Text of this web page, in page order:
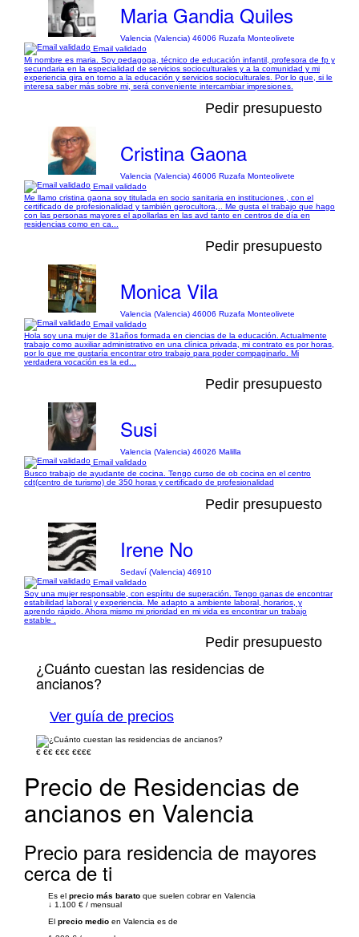
Maria Gandia Quiles
Valencia (Valencia) 46006 Ruzafa Monteolivete
Email validado
Mi nombre es maria. Soy pedagoga, técnico de educación infantil, profesora de fp y
secundaria en la especialidad de servicios socioculturales y a la comunidad y mi
experiencia gira en torno a la educación y servicios socioculturales. Por lo que, si le
interesa saber más sobre mi, será conveniente intercambiar impresiones.
Pedir presupuesto
Cristina Gaona
Valencia (Valencia) 46006 Ruzafa Monteolivete
Email validado
Me llamo cristina gaona soy titulada en socio sanitaria en instituciones , con el
certificado de profesionalidad y también gerocultora,.. Me gusta el trabajo que hago
con las personas mayores el apollarlas en las avd tanto en centros de día en
residencias como en ca...
Pedir presupuesto
Monica Vila
Valencia (Valencia) 46006 Ruzafa Monteolivete
Email validado
Hola soy una mujer de 31años formada en ciencias de la educación. Actualmente
trabajo como auxiliar administrativo en una clínica privada, mi contrato es por horas,
por lo que me gustaría encontrar otro trabajo para poder compaginarlo. Mi
verdadera vocación es la ed...
Pedir presupuesto
Susi
Valencia (Valencia) 46026 Malilla
Email validado
Busco trabajo de ayudante de cocina. Tengo curso de ob cocina en el centro
cdt(centro de turismo) de 350 horas y certificado de profesionalidad
Pedir presupuesto
Irene No
Sedaví (Valencia) 46910
Email validado
Soy una mujer responsable, con espíritu de superación. Tengo ganas de encontrar
estabilidad laboral y experiencia. Me adapto a ambiente laboral, horarios, y
aprendo rápido. Ahora mismo mi prioridad en mi vida es encontrar un trabajo
estable .
Pedir presupuesto
¿Cuánto cuestan las residencias de
ancianos?
Ver guía de precios
€ €€ €€€ €€€€
Precio de Residencias de
ancianos en Valencia
Precio para residencia de mayores
cerca de ti
Es el precio más barato que suelen cobrar en Valencia
↓ 1.100 € / mensual
El precio medio en Valencia es de